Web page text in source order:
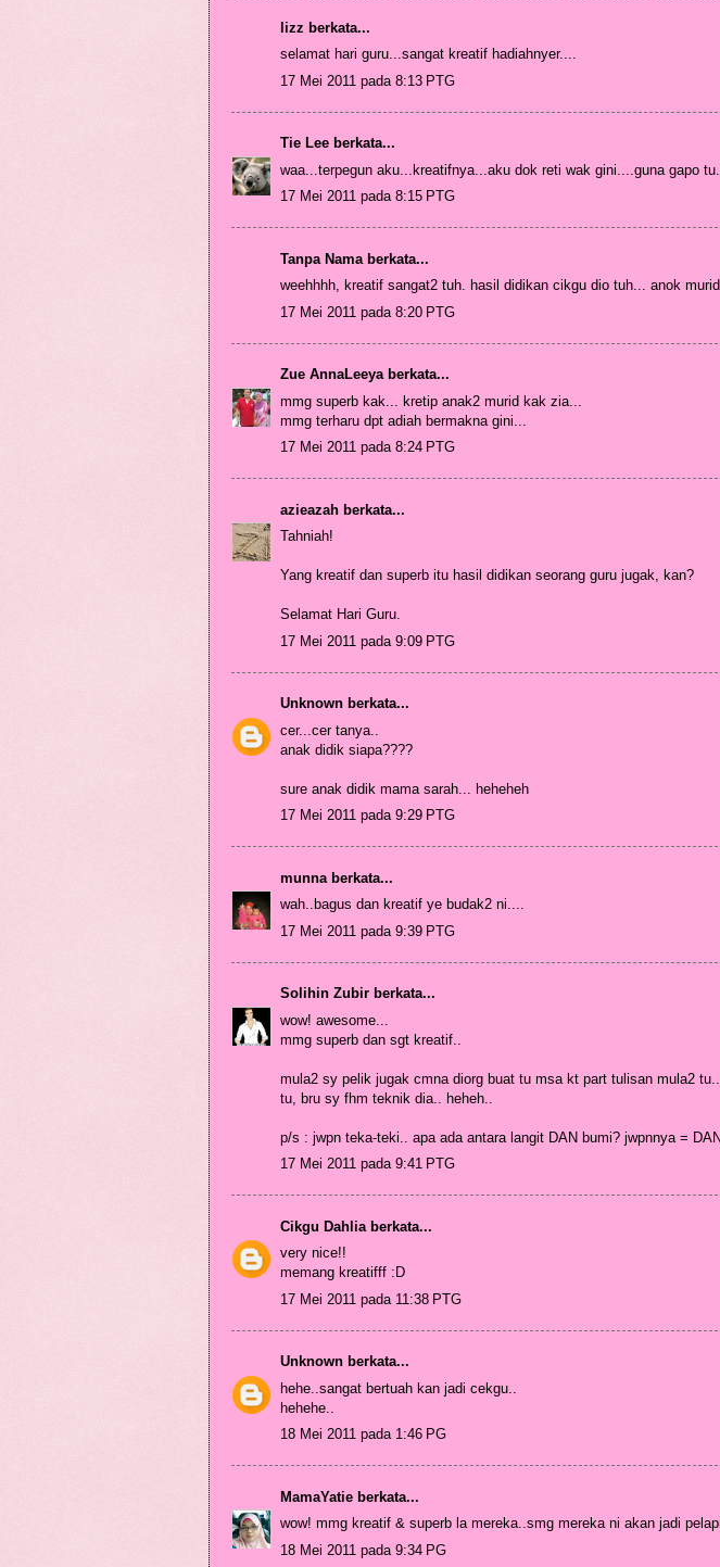
lizz berkata...
selamat hari guru...sangat kreatif hadiahnyer....
17 Mei 2011 pada 8:13 PTG
Tie Lee berkata...
waa...terpegun aku...kreatifnya...aku dok reti wak gini....guna gapo
17 Mei 2011 pada 8:15 PTG
Tanpa Nama berkata...
weehhhh, kreatif sangat2 tuh. hasil didikan cikgu dio tuh... anok
17 Mei 2011 pada 8:20 PTG
Zue AnnaLeeyaberkata...
mmg superb kak... kretip anak2 murid kak zia...
mmg terharu dpt adiah bermakna gini...
17 Mei 2011 pada 8:24 PTG
azieazah berkata...
Tahniah!
Yang kreatif dan superb itu hasil didikan seorang guru jugak, kan?
Selamat Hari Guru.
17 Mei 2011 pada 9:09 PTG
Unknown berkata...
cer...cer tanya..
anak didik siapa????
sure anak didik mama sarah... heheheh
17 Mei 2011 pada 9:29 PTG
munna berkata...
wah..bagus dan kreatif ye budak2 ni....
17 Mei 2011 pada 9:39 PTG
Solihin Zubir berkata...
wow! awesome...
mmg superb dan sgt kreatif..
mula2 sy pelik jugak cmna diorg buat tu msa kt part tulisan mula2
tu, bru sy fhm teknik dia.. heheh..
p/s : jwpn teka-teki.. apa ada antara langit DAN bumi? jwpnnya =
17 Mei 2011 pada 9:41 PTG
Cikgu Dahlia berkata...
very nice!!
memang kreatifff :D
17 Mei 2011 pada 11:38 PTG
Unknown berkata...
hehe..sangat bertuah kan jadi cekgu..
hehehe..
18 Mei 2011 pada 1:46 PG
MamaYatie berkata...
wow! mmg kreatif & superb la mereka..smg mereka ni akan jadi
18 Mei 2011 pada 9:34 PG